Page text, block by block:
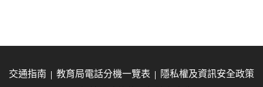
交通指南 教育局電話分機一覽表
隱私權及資訊安全政策